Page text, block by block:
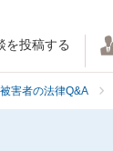
を投稿する
被害者の法律Q&A